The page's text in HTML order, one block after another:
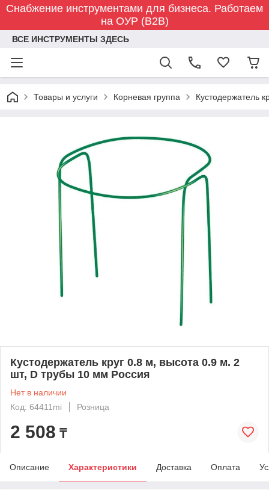
Снабжение инструментами для бизнеса. Работаем
на ОУР (B2B)
ВСЕ ИНСТРУМЕНТЫ ЗДЕСЬ
Товары и услуги Корневая группа Кустодержатель
Кустодержатель круг 0.8 м, высота 0.9 м. 2
шт, D трубы 10 мм Россия
Нет в наличии
Код: 64411mi
Розница
2 508 ₸
Описание Характеристики Доставка Оплата